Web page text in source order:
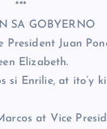
SA GOBYERNO
Juan
Elizabeth.
Enrilie, at ito’y
at Vice